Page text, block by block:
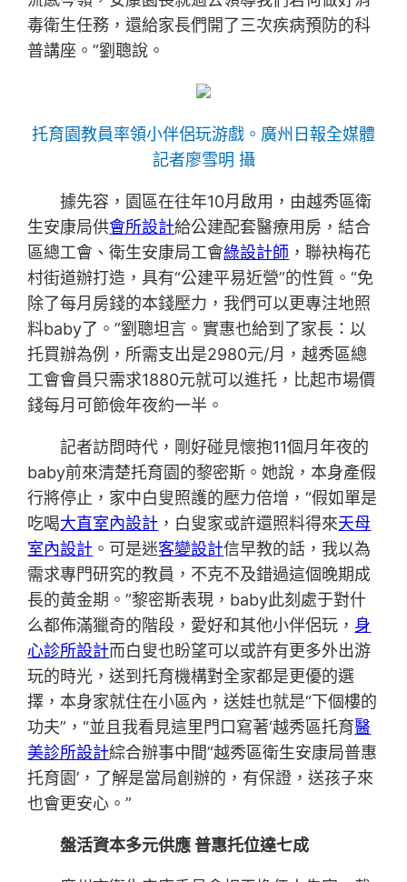
毒衛生任務，還給家長們開了三次疾病預防的科
普講座。”劉聰說。
托育園教員率領小伴侶玩游戲。廣州日報全媒體
記者廖雪明 攝
據先容，園區在往年10月啟用，由越秀區衛
生安康局供會所設計給公建配套醫療用房，結合
區總工會、衛生安康局工會綠設計師 ，聯袂梅花
村街道辦打造，具有“公建平易近營”的性質。“免
除了每月房錢的本錢壓力，我們可以更專注地照
料baby了。”劉聰坦言。實惠也給到了家長：以
托買辦為例，所需支出是2980元/月，越秀區總
工會會員只需求1880元就可以進托，比起市場價
錢每月可節儉年夜約一半。
記者訪問時代，剛好碰見懷抱11個月年夜的
baby前來清楚托育園的黎密斯。她說，本身產假
行將停止，家中白叟照護的壓力倍增，“假如單是
吃喝大直室內設計 ，白叟家或許還照料得來天母
室內設計 。可是迷客變設計信早教的話，我以為
需求專門研究的教員，不克不及錯過這個晚期成
長的黃金期。”黎密斯表現，baby此刻處于對什
么都佈滿獵奇的階段，愛好和其他小伴侶玩， 身
心診所設計而白叟也盼望可以或許有更多外出游
玩的時光，送到托育機構對全家都是更優的選
擇，本身家就住在小區內，送娃也就是“下個樓的
功夫”，“並且我看見這里門口寫著‘越秀區托育醫
美診所設計綜合辦事中間’‘越秀區衛生安康局普惠
托育園’，了解是當局創辦的，有保證，送孩子來
也會更安心。”
盤活資本多元供應 普惠托位達七成